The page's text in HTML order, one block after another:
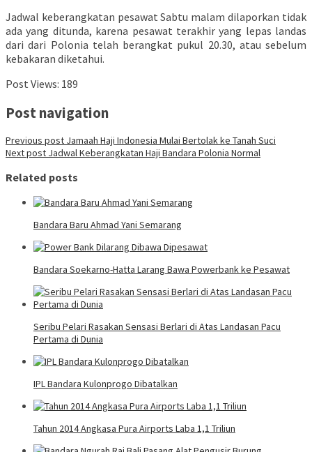
Jadwal keberangkatan pesawat Sabtu malam dilaporkan tidak
ada yang ditunda, karena pesawat terakhir yang lepas landas
dari dari Polonia telah berangkat pukul 20.30, atau sebelum
kebakaran diketahui.
Post Views: 189
Post navigation
Previous post Jamaah Haji Indonesia Mulai Bertolak ke Tanah Suci
Next post Jadwal Keberangkatan Haji Bandara Polonia Normal
Related posts
Bandara Baru Ahmad Yani Semarang
Bandara Soekarno-Hatta Larang Bawa Powerbank ke Pesawat
Seribu Pelari Rasakan Sensasi Berlari di Atas Landasan Pacu
Pertama di Dunia
IPL Bandara Kulonprogo Dibatalkan
Tahun 2014 Angkasa Pura Airports Laba 1,1 Triliun